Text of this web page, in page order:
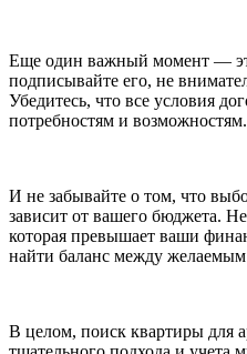
Еще один важный момент —
подписывайте его, не
Убедитесь, что все условия
потребностям и возможностям.
И не забывайте о том, что
зависит от вашего бюджета.
которая превышает ваши
найти баланс между
В целом, поиск квартиры для